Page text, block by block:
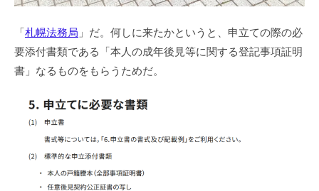
「札幌法務局 」だ。何しに来たかというと、申立ての際の必
要添付書類である「本人の成年後見等に関する登記事項証明
書」なるものをもらうためだ。